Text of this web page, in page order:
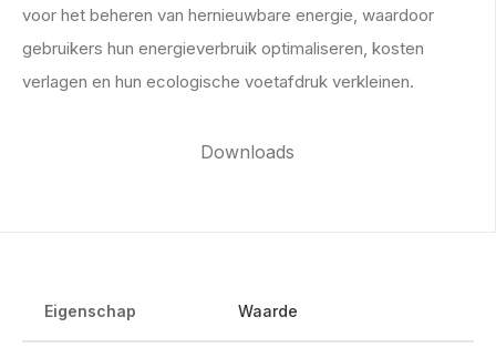
Downloads
voor het beheren van hernieuwbare energie, waardoor
gebruikers hun energieverbruik optimaliseren, kosten
verlagen en hun ecologische voetafdruk verkleinen.
Eigenschap Waarde